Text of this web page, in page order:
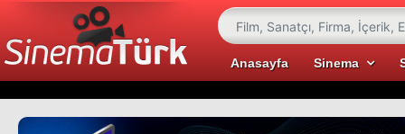
Anasayfa Sinema